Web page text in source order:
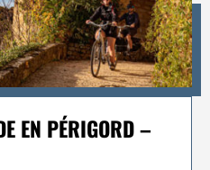
EN PÉRIGORD –